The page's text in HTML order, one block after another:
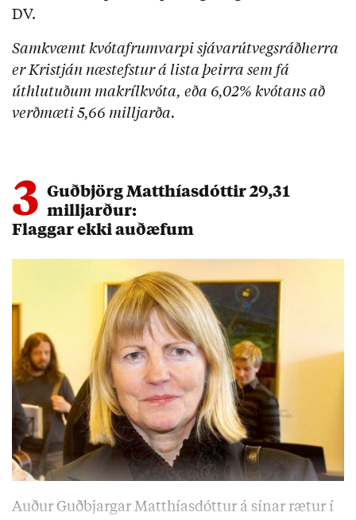
DV.
Samkvæmt kvótafrumvarpi sjávarútvegsráðherra
er Kristján næstefstur á lista þeirra sem fá
úthlutuðum makrílkvóta, eða 6,02% kvótans að
verðmæti 5,66 milljarða.
3 Guðbjörg Matthíasdóttir 29,31
milljarður:
Flaggar ekki auðæfum
Auður Guðbjargar Matt­híasdóttur á sínar rætur í